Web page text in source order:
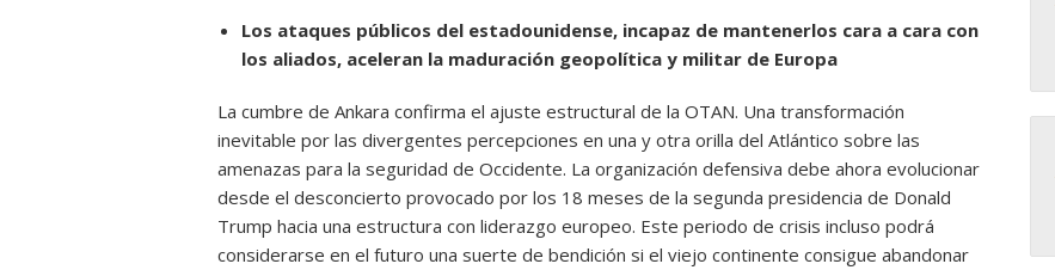
Los ataques públicos del estadounidense, incapaz de mantenerlos cara a cara con
los aliados, aceleran la maduración geopolítica y militar de Europa
La cumbre de Ankara confirma el ajuste estructural de la OTAN. Una transformación
inevitable por las divergentes percepciones en una y otra orilla del Atlántico sobre las
amenazas para la seguridad de Occidente. La organización defensiva debe ahora evolucionar
desde el desconcierto provocado por los 18 meses de la segunda presidencia de Donald
Trump hacia una estructura con liderazgo europeo. Este periodo de crisis incluso podrá
considerarse en el futuro una suerte de bendición si el viejo continente consigue abandonar